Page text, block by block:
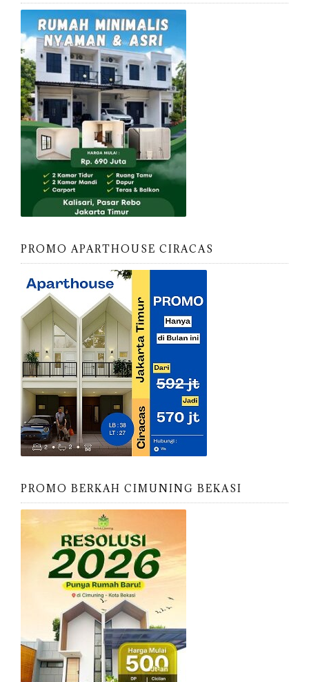
PROMO APARTHOUSE CIRACAS
PROMO BERKAH CIMUNING BEKASI